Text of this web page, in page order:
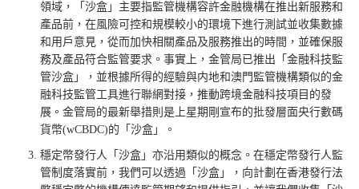
領域，「沙盒」主要指監管機構容許金融機構在推出新服務和
產品前，在風險可控和規模較小的環境下進行測試並收集數據
和用戶意見，從而加快相關產品及服務推出的時間，並確保服
務及產品符合監管要求。事實上，金管局已推出「金融科技監
管沙盒」，並根據所得的經驗與内地和澳門監管機構類似的金
融科技監管工具進行聯網對接，推動跨境金融科技項目的發
展。金管局的最新舉措則是上星期剛宣布的批發層面央行數碼
貨幣(wCBDC)的「沙盒」。
穩定幣發行人「沙盒」亦沿用類似的概念。在穩定幣發行人監
管制度落實前，我們可以透過「沙盒」，向計劃在香港發行法